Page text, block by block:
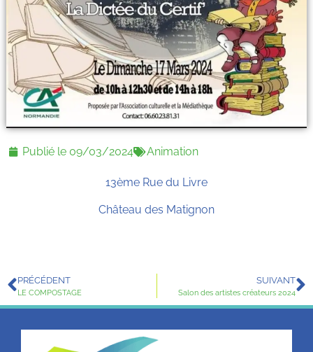
Publié le 09/03/2024 Animation
13ème Rue du Livre
Château des Matignon
PRÉCÉDENT
LE COMPOSTAGE
SUIVANT
Salon des artistes créateurs 2024